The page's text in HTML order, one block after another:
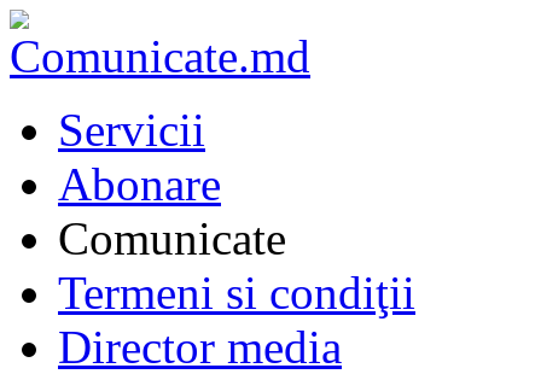
Servicii
Abonare
Comunicate
Termeni si condiţii
Director media